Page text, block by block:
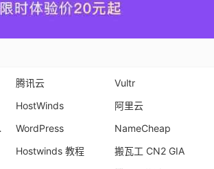
腾讯云
Vultr
HostWinds
阿里云
器
WordPress
NameCheap
Hostwinds 教程
搬瓦工 CN2 GIA